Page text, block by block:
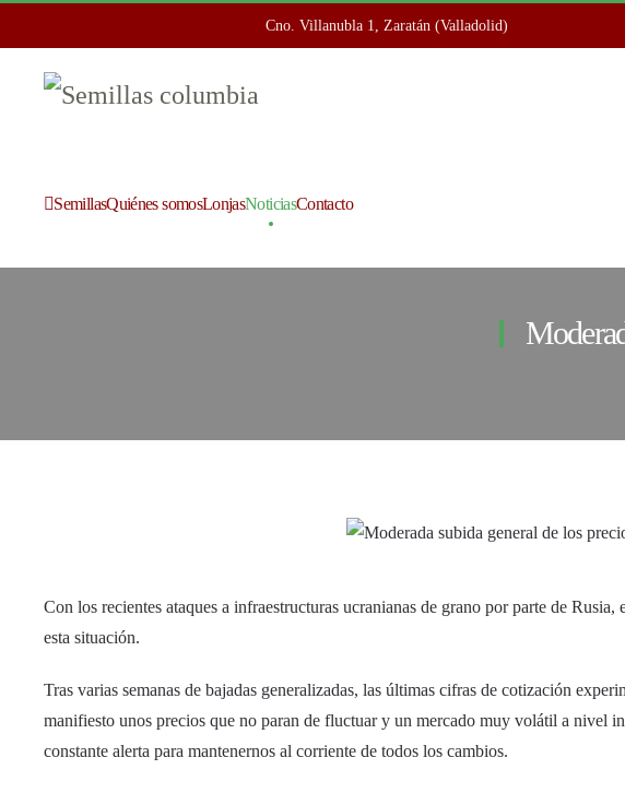
Cno. Villanubla 1, Zaratán (Valladolid)
SemillasQuiénes somosLonjasNoticiasContacto
Con los recientes ataques a infraestructuras ucranianas de grano por parte de
esta situación.
Tras varias semanas de bajadas generalizadas, las últimas cifras de cotización
manifiesto unos precios que no paran de fluctuar y un mercado muy volátil a nivel
constante alerta para mantenernos al corriente de todos los cambios.